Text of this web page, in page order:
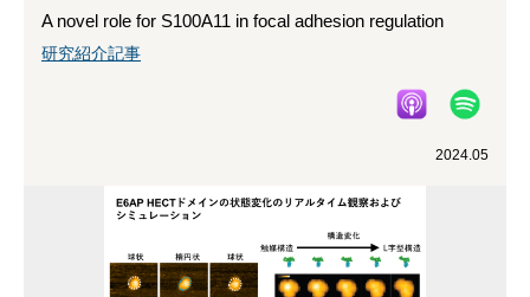
A novel role for S100A11 in focal adhesion regulation
研究紹介記事
2024.05